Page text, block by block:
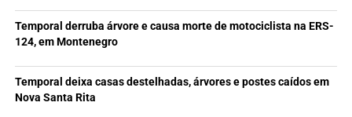
Temporal derruba árvore e causa morte de motociclista na ERS-
124, em Montenegro
Temporal deixa casas destelhadas, árvores e postes caídos em
Nova Santa Rita